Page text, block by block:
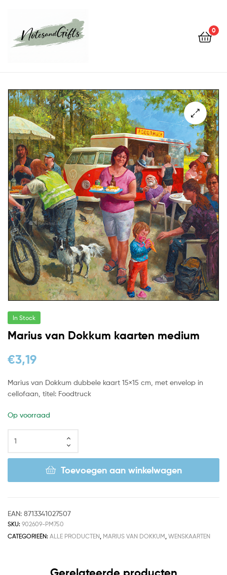
0
In Stock
Marius van Dokkum kaarten medium
€3,19
Marius van Dokkum dubbele kaart 15×15 cm, met envelop in
cellofaan, titel: Foodtruck
Op voorraad
Toevoegen aan winkelwagen
EAN: 8713341027507
SKU: 902609-PM750
CATEGORIEËN: ALLE PRODUCTEN MARIUS VAN DOKKUM WENSKAARTEN